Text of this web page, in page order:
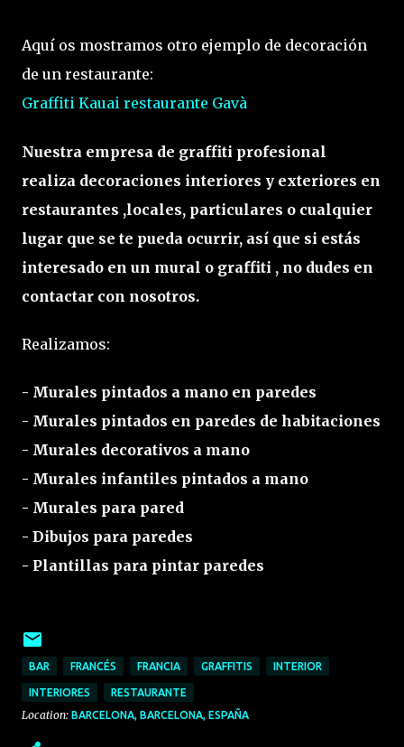
Aquí os mostramos otro ejemplo de decoración
de un restaurante:
Graffiti Kauai restaurante Gavà
Nuestra empresa de graffiti profesional
realiza decoraciones interiores y exteriores en
restaurantes ,locales, particulares o cualquier
lugar que se te pueda ocurrir, así que si estás
interesado en un mural o graffiti , no dudes en
contactar con nosotros.
Realizamos:
- Murales pintados a mano en paredes
- Murales pintados en paredes de habitaciones
- Murales decorativos a mano
- Murales infantiles pintados a mano
- Murales para pared
- Dibujos para paredes
- Plantillas para pintar paredes
BAR FRANCÉS FRANCIA GRAFFITIS INTERIOR
INTERIORES RESTAURANTE
Location: BARCELONA, BARCELONA, ESPAÑA